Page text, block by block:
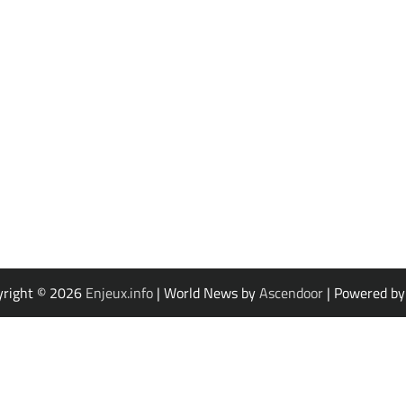
© 2026 Enjeux.info| World News byAscendoor| Powered by